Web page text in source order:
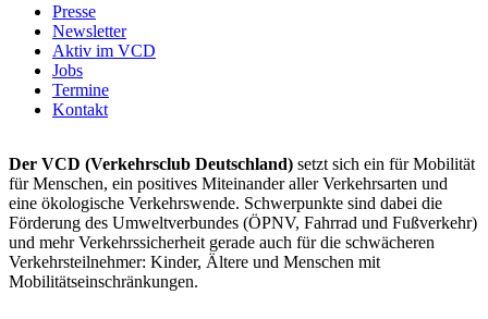
Presse
Newsletter
Aktiv im VCD
Jobs
Termine
Kontakt
Der VCD (Verkehrsclub Deutschland) setzt sich ein für Mobilität
für Menschen, ein positives Miteinander aller Verkehrsarten und
eine ökologische Verkehrswende. Schwerpunkte sind dabei die
Förderung des Umweltverbundes (ÖPNV, Fahrrad und Fußverkehr)
und mehr Verkehrssicherheit gerade auch für die schwächeren
Verkehrsteilnehmer: Kinder, Ältere und Menschen mit
Mobilitätseinschränkungen.